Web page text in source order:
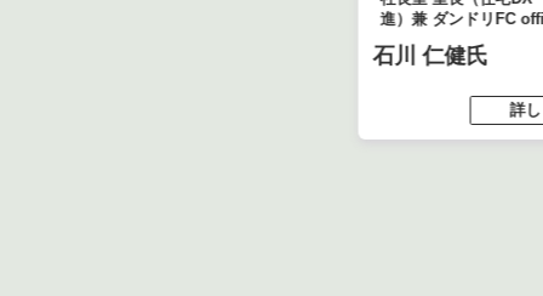
進）兼 ダンドリFC
石川 仁健氏
詳